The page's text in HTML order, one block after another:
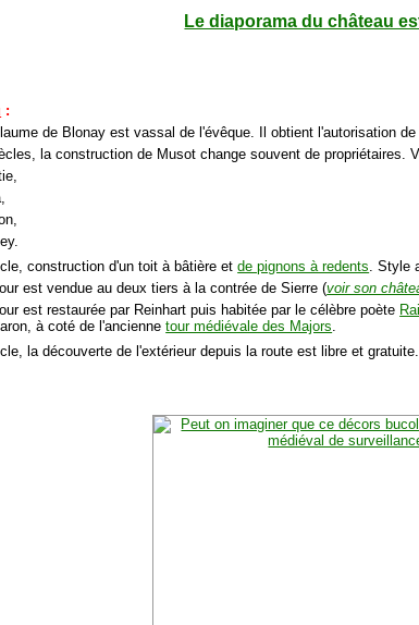
Le diaporama du château
:
de Blonay est vassal de l'évêque. Il obtient l'autorisation
la construction de Musot change souvent de propriétaires.
construction d'un toit à bâtière etde pignons à redents. Style
est vendue au deux tiers à la contrée de Sierre (voir son
est restaurée par Reinhart puis habitée par le célèbre poète
à coté de l'anciennetour médiévale des Majors.
la découverte de l'extérieur depuis la route est libre et